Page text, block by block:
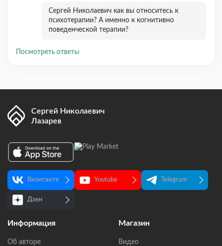
Сергей Николаевич как вы относитесь к
психотерапии? А именно к когнитивно
поведенческой терапии?
Посмотреть ответы
Сергей Николаевич
Лазарев
Вконтакте Youtube Telegram
Дзен
Информация
Об авторе
Магазин
Видео